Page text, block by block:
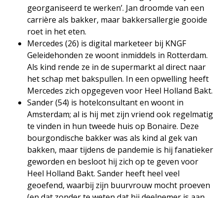
georganiseerd te werken’. Jan droomde van een
carrière als bakker, maar bakkersallergie gooide
roet in het eten.
Mercedes (26) is digital marketeer bij KNGF
Geleidehonden ze woont inmiddels in Rotterdam.
Als kind rende ze in de supermarkt al direct naar
het schap met bakspullen. In een opwelling heeft
Mercedes zich opgegeven voor Heel Holland Bakt.
Sander (54) is hotelconsultant en woont in
Amsterdam; al is hij met zijn vriend ook regelmatig
te vinden in hun tweede huis op Bonaire. Deze
bourgondische bakker was als kind al gek van
bakken, maar tijdens de pandemie is hij fanatieker
geworden en besloot hij zich op te geven voor
Heel Holland Bakt. Sander heeft heel veel
geoefend, waarbij zijn buurvrouw mocht proeven